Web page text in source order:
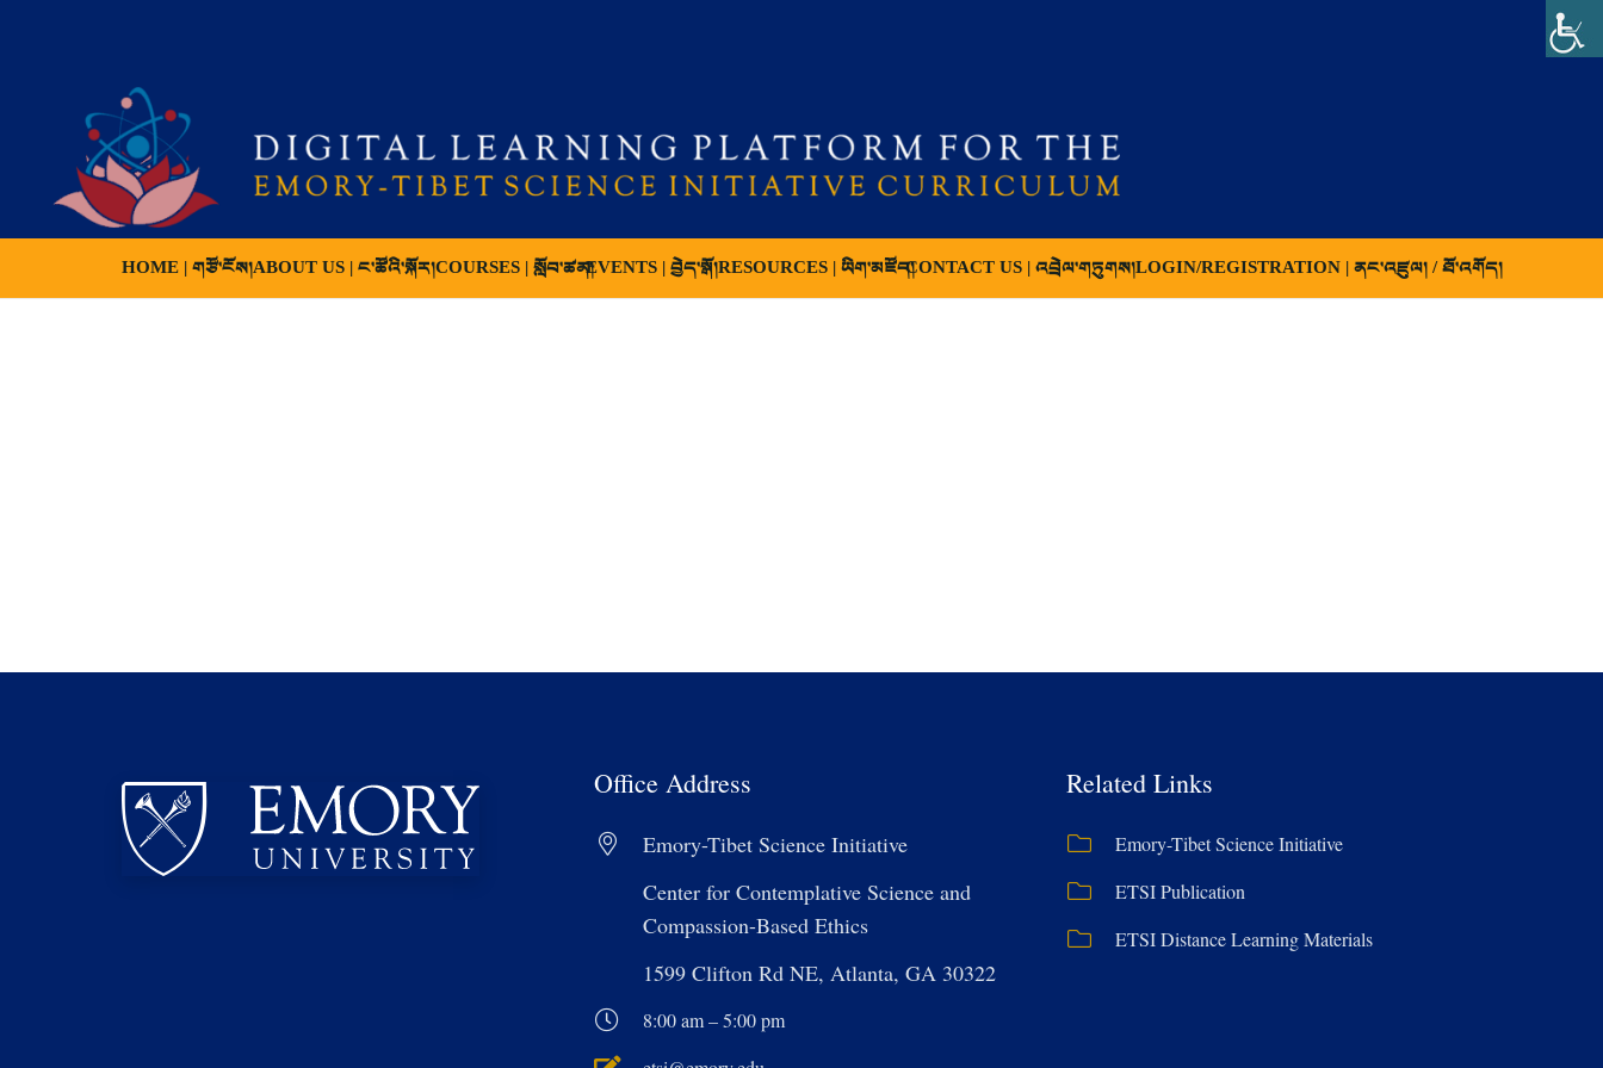
HOME | གཙོ་ངོས།ABOUT US | ང་ཚོའི་སྐོར།COURSES | སློབ་ཚན།EVENTS | བྱེད་སྒོ།RESOURCES | ཡིག་མཛོད།CONTACT US | འབྲེལ་གཏུགས།LOGIN/REGISTRATION | ནང་འཛུལ། / ཐོ་འགོད།
Office Address
Emory-Tibet Science Initiative
Center for Contemplative Science and
Compassion-Based Ethics
1599 Clifton Rd NE, Atlanta, GA 30322
8:00 am – 5:00 pm
Related Links
Emory-Tibet Science Initiative
ETSI Publication
ETSI Distance Learning Materials